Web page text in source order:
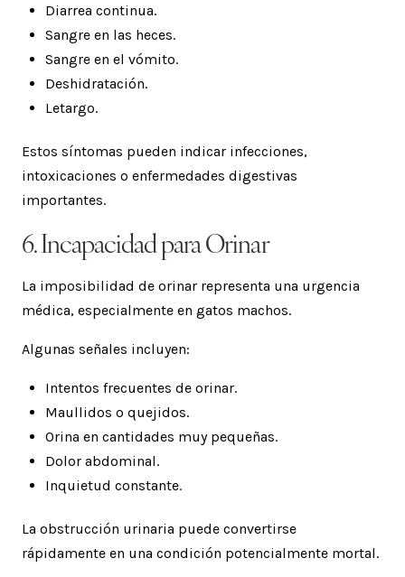
Diarrea continua.
Sangre en las heces.
Sangre en el vómito.
Deshidratación.
Letargo.
Estos síntomas pueden indicar infecciones,
intoxicaciones o enfermedades digestivas
importantes.
6. Incapacidad para Orinar
La imposibilidad de orinar representa una urgencia
médica, especialmente en gatos machos.
Algunas señales incluyen:
Intentos frecuentes de orinar.
Maullidos o quejidos.
Orina en cantidades muy pequeñas.
Dolor abdominal.
Inquietud constante.
La obstrucción urinaria puede convertirse
rápidamente en una condición potencialmente mortal.